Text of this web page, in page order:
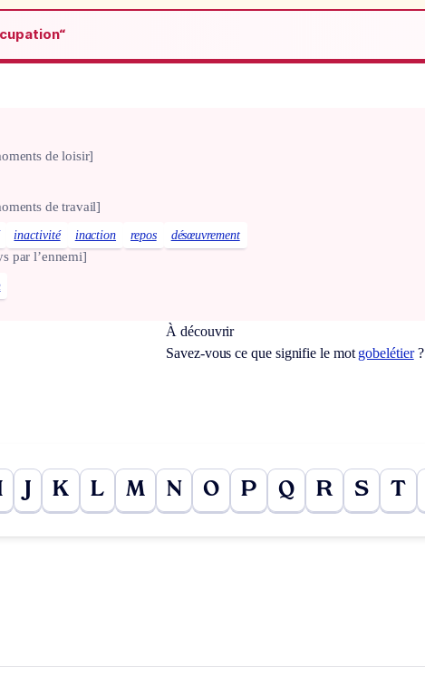
de loisir]
de travail]
inactivité inaction repos désœuvrement
par l’ennemi]
À découvrir
Savez-vous ce que signifie le mot gobelétier?
J K L M N O P Q R S T